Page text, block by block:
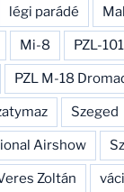
légi parádé
Mi-8 PZL-
PZL M-18
Szeged
Airshow
Zoltán